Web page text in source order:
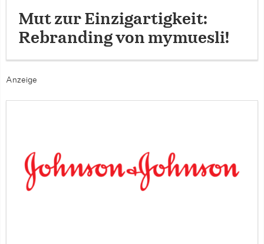
Mut zur Einzigartigkeit:
Rebranding von mymuesli!
Anzeige